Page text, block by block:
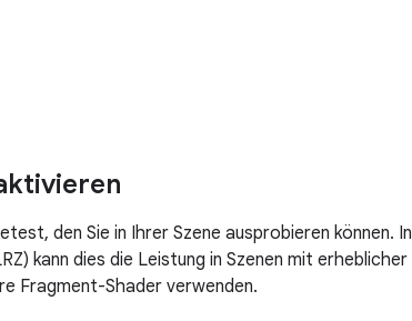
den Sie in Ihrer Szene ausprobieren können. In
kann dies die Leistung in Szenen mit erheblicher
Fragment-Shader verwenden.